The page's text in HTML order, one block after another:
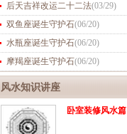
后天吉祥改运二十二法(03/29)
双鱼座诞生守护石(06/20)
水瓶座诞生守护石(06/20)
摩羯座诞生守护石(06/20)
风水知识讲座
卧室装修风水篇